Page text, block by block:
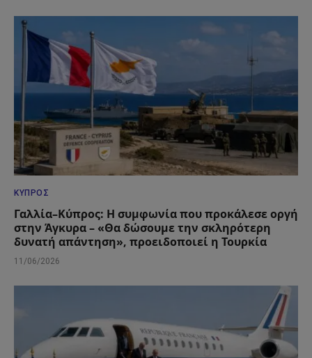
ΚΎΠΡΟΣ
Γαλλία–Κύπρος: Η συμφωνία που προκάλεσε οργή
στην Άγκυρα – «Θα δώσουμε την σκληρότερη
δυνατή απάντηση», προειδοποιεί η Τουρκία
11/06/2026